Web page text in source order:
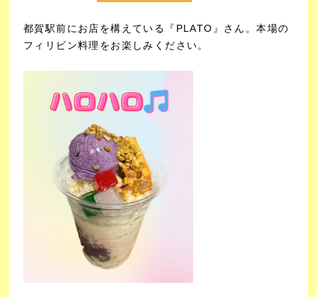
都賀駅前にお店を構えている『PLATO』さん。本場の
フィリピン料理をお楽しみください。